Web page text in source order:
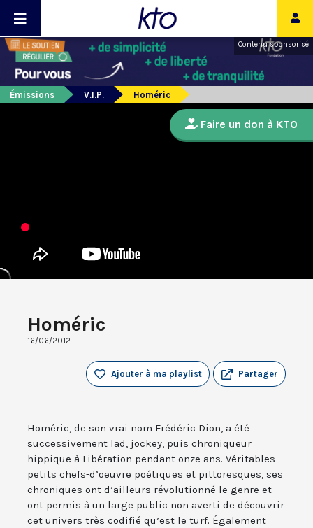
Contenu sponsorisé
Émissions V.I.P. Homéric
Homéric
16/06/2012
Partager
Ajouter à ma playlist
Homéric, de son vrai nom Frédéric Dion, a été
successivement lad, jockey, puis chroniqueur
hippique à Libération pendant onze ans. Véritables
petits chefs-d’oeuvre poétiques et pittoresques, ses
chroniques ont d’ailleurs révolutionné le genre et
ont permis à un large public non averti de découvrir
cet univers très codifié qu’est le turf. Également
Faire un don à KTO